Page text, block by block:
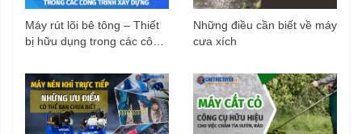
Máy rút lõi bê tông – Thiết
bị hữu dụng trong các công
Những điều cần biết về máy
cưa xích